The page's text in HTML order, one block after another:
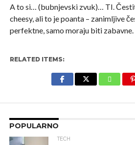
A to si… (bubnjevski zvuk)… TI.
cheesy, ali to je poanta – zanimljive
perfektne, samo moraju biti zabavne.
RELATED ITEMS:
POPULARNO
TECH